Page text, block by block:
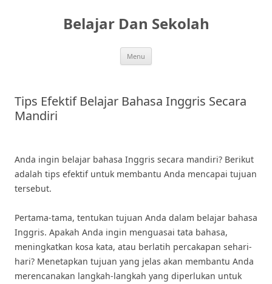
Belajar Dan Sekolah
Menu
Tips Efektif Belajar Bahasa Inggris Secara
Mandiri
Anda ingin belajar bahasa Inggris secara mandiri? Berikut
adalah tips efektif untuk membantu Anda mencapai tujuan
tersebut.
Pertama-tama, tentukan tujuan Anda dalam belajar bahasa
Inggris. Apakah Anda ingin menguasai tata bahasa,
meningkatkan kosa kata, atau berlatih percakapan sehari-
hari? Menetapkan tujuan yang jelas akan membantu Anda
merencanakan langkah-langkah yang diperlukan untuk